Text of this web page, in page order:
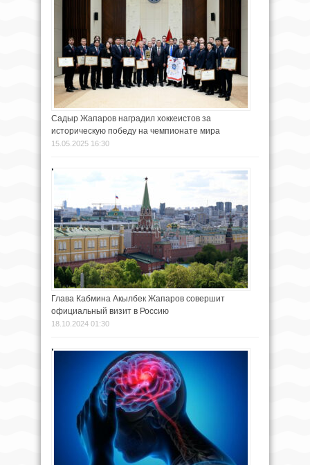
Садыр Жапаров наградил хоккеистов за
историческую победу на чемпионате мира
15.05.2025 16:30
Глава Кабмина Акылбек Жапаров совершит
официальный визит в Россию
18.10.2024 01:30